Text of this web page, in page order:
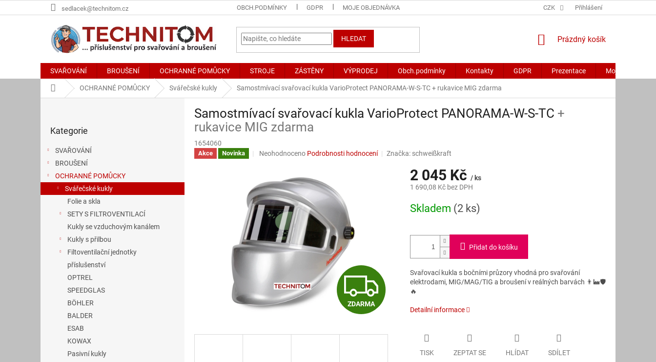
na
sedlacek@technitom.cz OBCH.PODMÍNKY GDPR MOJE OBJEDNÁVKA CZK Přihlášení
HLEDAT
NÁKUPNÍ
Prázdný košík
SVAŘOVÁNÍ BROUŠENÍ OCHRANNÉ POMŮCKY STROJE ZÁSTĚNY VÝPRODEJ Obch.podmínky Kontakty GDPR Prezentace Moje
Domů OCHRANNÉ POMŮCKY Svářečské kukly Samostmívací svařovací kukla VarioProtect PANORAMA-W-S-TC+ rukavice MIG zdarma
kategorie
Kategorie
SVAŘOVÁNÍ
BROUŠENÍ
OCHRANNÉ POMŮCKY
Svářečské kukly
Folie a skla
SETY S FILTROVENTILACÍ
Kukly se vzduchovým kanálem
Kukly s přilbou
Filtoventilační jednotky
příslušenství
OPTREL
SPEEDGLAS
BÖHLER
BALDER
ESAB
KOWAX
Pasivní kukly
Samostmívací svařovací kukla VarioProtect PANORAMA-W-S-TC +
rukavice MIG zdarma
1654060
Akce Novinka
Průměrné
0,0
z
5
hvězdiček.
Neohodnoceno Podrobnosti hodnocení Značka: schweißkraft
Z
D
ZDARMA
2 045 Kč / ks
1 690,08 Kč bez DPH
cena:
Skladem (2 ks)
Přidat do košíku
Svařovací kukla s bočními průzory vhodná pro svařování
elektrodami, MIG/MAG/TIG a broušení v reálných barvách 👨‍🏭🛡️
🔥
Detailní informace
TISK ZEPTAT SE HLÍDAT SDÍLET